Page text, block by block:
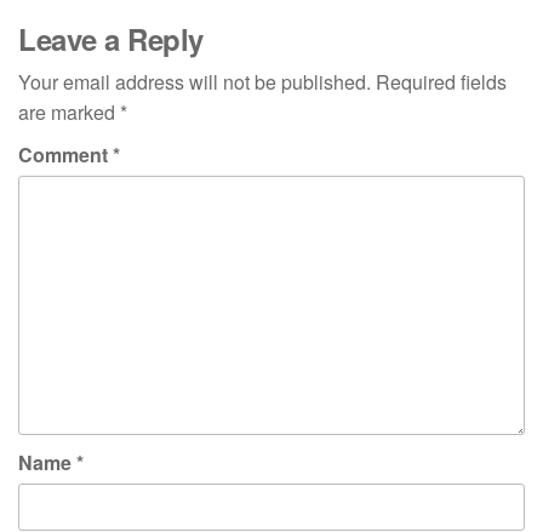
Leave a Reply
Your email address will not be published. Required fields
are marked *
Comment*
Name*